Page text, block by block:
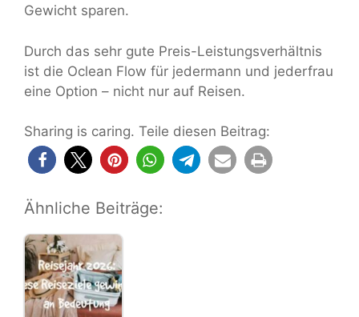
Gewicht sparen.
Durch das sehr gute Preis-Leistungsverhältnis
ist die Oclean Flow für jedermann und jederfrau
eine Option – nicht nur auf Reisen.
Sharing is caring. Teile diesen Beitrag:
Ähnliche Beiträge: